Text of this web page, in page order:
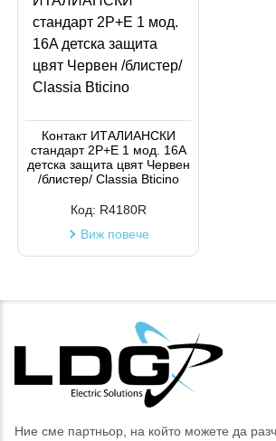
Контакт ИТАЛИАНСКИ
стандарт 2P+Е 1 мод. 16A
детска защита цвят Червен
/блистер/ Classia Bticino
Код: R4180R
Виж повече
Ние сме партньор, на който можете да